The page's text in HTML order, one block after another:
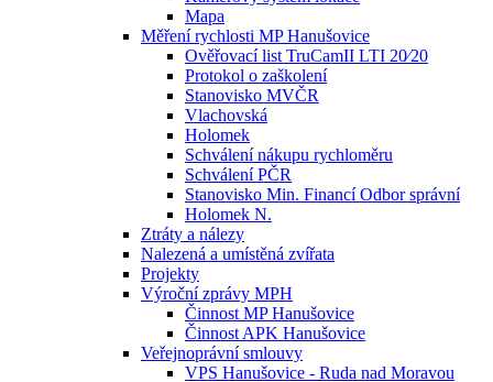
Mapa
Měření rychlosti MP Hanušovice
Ověřovací list TruCamII LTI 20⁄20
Protokol o zaškolení
Stanovisko MVČR
Vlachovská
Holomek
Schválení nákupu rychloměru
Schválení PČR
Stanovisko Min. Financí Odbor správní
Holomek N.
Ztráty a nálezy
Nalezená a umístěná zvířata
Projekty
Výroční zprávy MPH
Činnost MP Hanušovice
Činnost APK Hanušovice
Veřejnoprávní smlouvy
VPS Hanušovice - Ruda nad Moravou